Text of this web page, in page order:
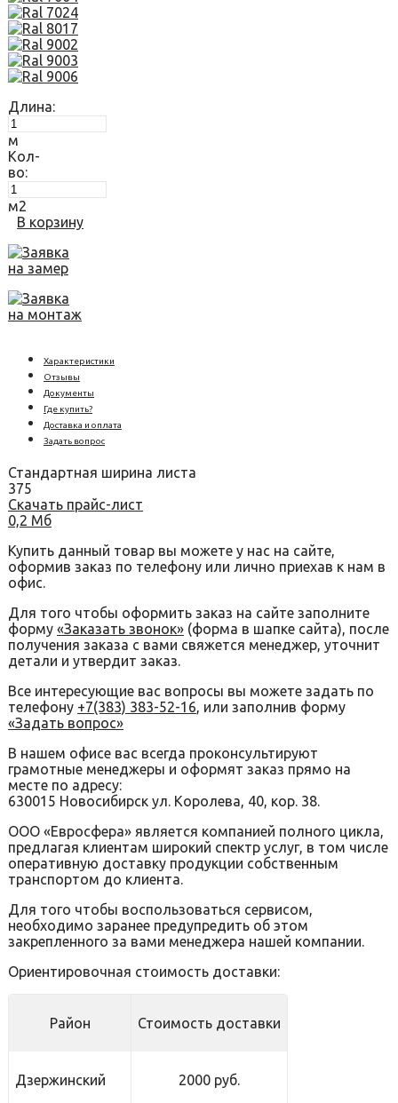
Длина:
м
Кол-
во:
м2
В корзину
Заявка
на замер
Заявка
на монтаж
Характеристики
Отзывы
Документы
Где купить?
Доставка и оплата
Задать вопрос
Стандартная ширина листа
375
Скачать прайс-лист
0,2 Мб
Купить данный товар вы можете у нас на сайте,
оформив заказ по телефону или лично приехав к нам в
офис.
Для того чтобы оформить заказ на сайте заполните
форму «Заказать звонок» (форма в шапке сайта), после
получения заказа с вами свяжется менеджер, уточнит
детали и утвердит заказ.
Все интересующие вас вопросы вы можете задать по
телефону +7(383) 383-52-16, или заполнив форму
«Задать вопрос»
В нашем офисе вас всегда проконсультируют
грамотные менеджеры и оформят заказ прямо на
месте по адресу:
630015 Новосибирск ул. Королева, 40, кор. 38.
ООО «Евросфера» является компанией полного цикла,
предлагая клиентам широкий спектр услуг, в том числе
оперативную доставку продукции собственным
транспортом до клиента.
Для того чтобы воспользоваться сервисом,
необходимо заранее предупредить об этом
закрепленного за вами менеджера нашей компании.
Ориентировочная стоимость доставки:
Район Стоимость доставки
Дзержинский 2000 руб.